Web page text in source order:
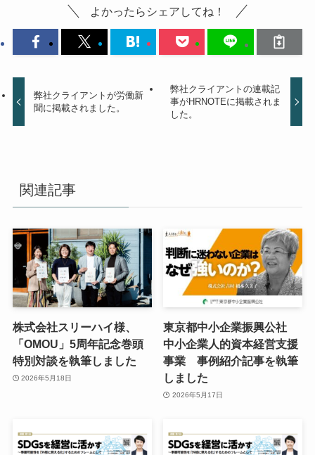
よかったらシェアしてね！
弊社クライアントが労働新
聞に掲載されました。
弊社クライアントの連載記
事がHRNOTEに掲載されま
した。
関連記事
株式会社スリーハイ様、
「OMOU」5周年記念巻頭
特別対談を執筆しました
2026年5月18日
東京都中小企業振興公社
中小企業人的資本経営支援
事業 事例紹介記事を執筆
しました
2026年5月17日